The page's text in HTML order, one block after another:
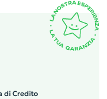
di Credito